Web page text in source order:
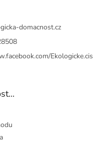
domacnost.cz